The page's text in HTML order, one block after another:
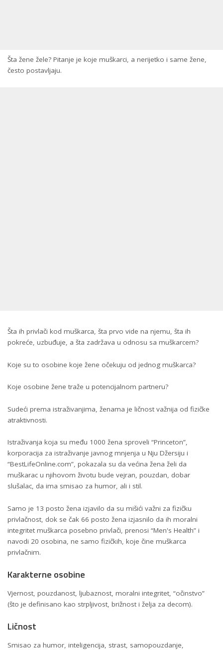
Šta žene žele? Pitanje je koje muškarci, a nerijetko i same žene,
često postavljaju.
Šta ih privlači kod muškarca, šta prvo vide na njemu, šta ih
pokreće, uzbuđuje, a šta zadržava u odnosu sa muškarcem?
Koje su to osobine koje žene očekuju od jednog muškarca?
Koje osobine žene traže u potencijalnom partneru?
Sudeći prema istraživanjima, ženama je ličnost važnija od fizičke
atraktivnosti.
Istraživanja koja su među 1000 žena sproveli “Princeton”,
korporacija za istraživanje javnog mnjenja u Nju Džersiju i
“BestLifeOnline.com”, pokazala su da većina žena želi da
muškarac u njihovom životu bude vejran, pouzdan, dobar
slušalac, da ima smisao za humor, ali i stil.
Samo je 13 posto žena izjavilo da su mišići važni za fizičku
privlačnost, dok se čak 66 posto žena izjasnilo da ih moralni
integritet muškarca posebno privlači, prenosi “Men's Health” i
navodi 20 osobina, ne samo fizičkih, koje čine muškarca
privlačnim.
Karakterne osobine
Vjernost, pouzdanost, ljubaznost, moralni integritet, “očinstvo”
(što je definisano kao strpljivost, brižnost i želja za decom).
Ličnost
Smisao za humor, inteligencija, strast, samopouzdanje,